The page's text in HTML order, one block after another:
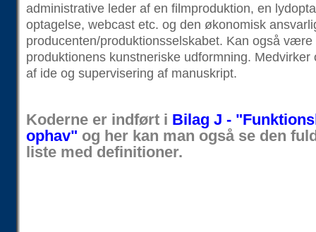
administrative leder af en filmproduktion, en
optagelse, webcast etc. og den økonomisk
producenten/produktionsselskabet. Kan også være
produktionens kunstneriske udformning. Medvirker
af ide og supervisering af manuskript.
Koderne er indført i Bilag J -
ophav" og her kan man også se den
liste med definitioner.